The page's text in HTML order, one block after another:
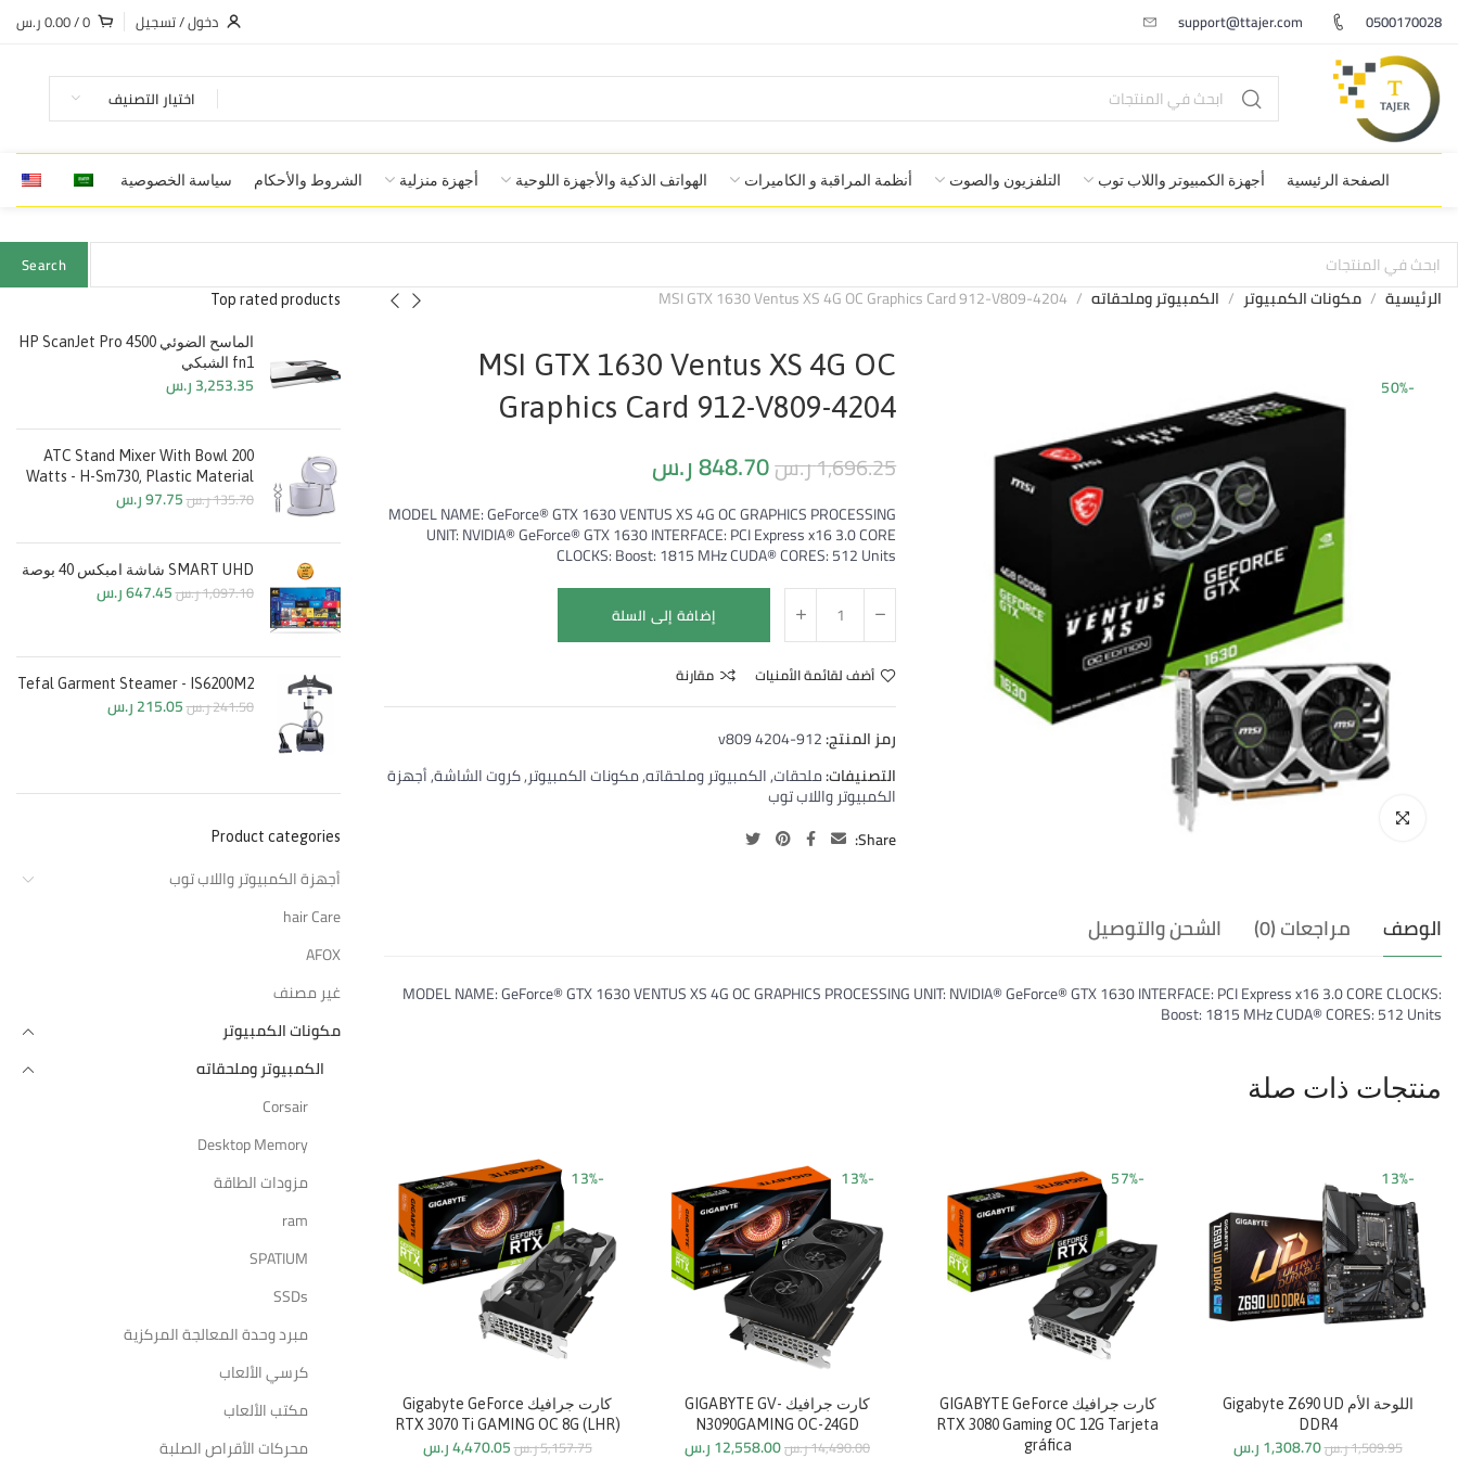
0500170028
support@ttajer.com دخول / تسجيل 0
/
0.00ر.س
اختيار التصنيف
الصفحة الرئيسية أجهزة الكمبيوتر واللاب توب التلفزيون والصوت أنظمة المراقبة و الكاميرات الهواتف الذكية والأجهزة اللوحية أجهزة منزلية الشروط والأحكام سياسة الخصوصية
Search
الرئيسية مكونات الكمبيوتر الكمبيوتر وملحقاته MSI GTX 1630 Ventus XS 4G OC Graphics Card 912-V809-4204
-50%
MSI GTX 1630 Ventus XS 4G OC
Graphics Card 912-V809-4204
1,696.25ر.س848.70ر.س
MODEL NAME: GeForce® GTX 1630 VENTUS XS 4G OC GRAPHICS PROCESSING
UNIT: NVIDIA® GeForce® GTX 1630 INTERFACE: PCI Express x16 3.0 CORE
CLOCKS: Boost: 1815 MHz CUDA® CORES: 512 Units
إضافة إلى السلة
أضف لقائمة الأمنيات مقارنة
رمز المنتج:912-v809 4204
التصنيفات:ملحقات,الكمبيوتر وملحقاته,مكونات الكمبيوتر,كروت الشاشة,أجهزة
الكمبيوتر واللاب توب
Share:
الوصف مراجعات (0) الشحن والتوصيل
MODEL NAME: GeForce® GTX 1630 VENTUS XS 4G OC GRAPHICS PROCESSING UNIT: NVIDIA® GeForce® GTX 1630 INTERFACE: PCI Express x16 3.0 CORE CLOCKS:
Boost: 1815 MHz CUDA® CORES: 512 Units
منتجات ذات صلة
-13%
اللوحة الأم Gigabyte Z690 UD
DDR4
1,509.95ر.س1,308.70ر.س
-57%
كارت جرافيك GIGABYTE GeForce
RTX 3080 Gaming OC 12G Tarjeta
gráfica
-13%
كارت جرافيك GIGABYTE GV-
N3090GAMING OC-24GD
14,490.00ر.س12,558.00ر.س
-13%
كارت جرافيك Gigabyte GeForce
RTX 3070 Ti GAMING OC 8G (LHR)
5,157.75ر.س4,470.05ر.س
مبرد سائل aorus x 240
1,206.35
1,045.35
Top rated products
الماسح الضوئي HP ScanJet Pro 4500
fn1 الشبكي
3,253.35ر.س
ATC Stand Mixer With Bowl 200
Watts - H-Sm730, Plastic Material
135.70ر.س97.75ر.س
SMART UHD شاشة امبكس 40 بوصة
1,097.10ر.س647.45ر.س
Tefal Garment Steamer - IS6200M2
241.50ر.س215.05ر.س
Product categories
أجهزة الكمبيوتر واللاب توب
hair Care
AFOX
غير مصنف
مكونات الكمبيوتر
الكمبيوتر وملحقاته
Corsair
Desktop Memory
مزودات الطاقة
ram
SPATIUM
SSDs
مبرد وحدة المعالجة المركزية
كرسي الألعاب
مكتب الألعاب
محركات الأقراص الصلبة